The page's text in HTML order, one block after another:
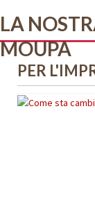
LA
MOUPA
PER